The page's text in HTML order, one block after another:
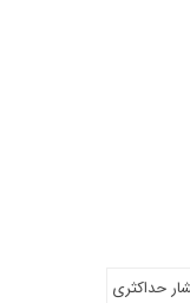
حداکثری